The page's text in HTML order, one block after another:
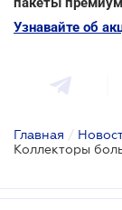
Узнавайте об
Главная /